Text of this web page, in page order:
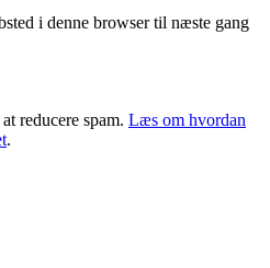
i denne browser til næste gang
reducere spam. Læs om hvordan
.